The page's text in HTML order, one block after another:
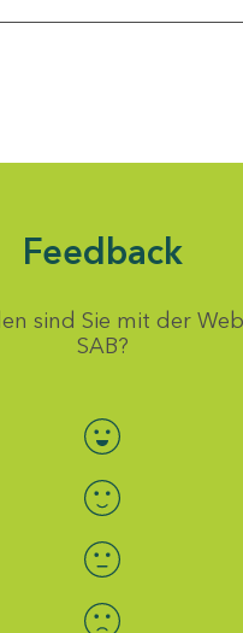
Feedback
sind Sie mit der
SAB?
Bewertung